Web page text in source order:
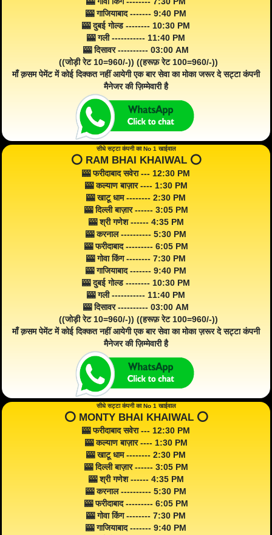
🎰 गाजियाबाद ------- 9:40 PM
🎰 दुबई गोल्ड -------- 10:30 PM
🎰 गली ----------- 11:40 PM
🎰 दिसावर ---------- 03:00 AM
((जोड़ी रेट 10=960/-)) ((हरूफ़ रेट 100=960/-))
माँ क़सम पेमेंट में कोई दिक्कत नहीं आयेगी एक बार सेवा का मोका जरूर दे सट्टा कंपनी
मैनेजर की ज़िम्मेवारी है
सीधे सट्टा कंपनी का No 1 खाईवाल
⭕️ RAM BHAI KHAIWAL ⭕️
🎰 फरीदाबाद सवेरा --- 12:30 PM
🎰 कल्याण बाज़ार ---- 1:30 PM
🎰 खाटू धाम -------- 2:30 PM
🎰 दिल्ली बाज़ार ------ 3:05 PM
🎰 श्री गणेश ------ 4:35 PM
🎰 करनाल ---------- 5:30 PM
🎰 फरीदाबाद --------- 6:05 PM
🎰 गोवा किंग -------- 7:30 PM
🎰 गाजियाबाद ------- 9:40 PM
🎰 दुबई गोल्ड -------- 10:30 PM
🎰 गली ----------- 11:40 PM
🎰 दिसावर ---------- 03:00 AM
((जोड़ी रेट 10=960/-)) ((हरूफ़ रेट 100=960/-))
माँ क़सम पेमेंट में कोई दिक्कत नहीं आयेगी एक बार सेवा का मोका ज़रूर दे सट्टा कंपनी
मैनेजर की ज़िम्मेवारी है
सीधे सट्टा कंपनी का No 1 खाईवाल
⭕️ MONTY BHAI KHAIWAL ⭕️
🎰 फरीदाबाद सवेरा --- 12:30 PM
🎰 कल्याण बाज़ार ---- 1:30 PM
🎰 खाटू धाम -------- 2:30 PM
🎰 दिल्ली बाज़ार ------ 3:05 PM
🎰 श्री गणेश ------ 4:35 PM
🎰 करनाल ---------- 5:30 PM
🎰 फरीदाबाद --------- 6:05 PM
🎰 गोवा किंग -------- 7:30 PM
🎰 गाजियाबाद ------- 9:40 PM